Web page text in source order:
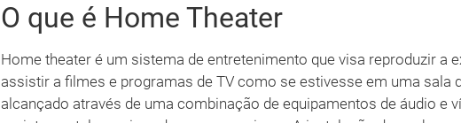
O que é Home Theater
Home theater é um sistema de entretenimento que visa reproduzir a
assistir a filmes e programas de TV como se estivesse em uma sala
alcançado através de uma combinação de equipamentos de áudio e